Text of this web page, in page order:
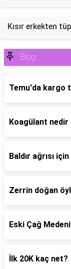
Kısır erkekten
Blog
Temu'da kargo
Koagülant nedir
Baldır ağrısı
Zerrin doğan
Eski Çağ
İlk 20K kaç net?